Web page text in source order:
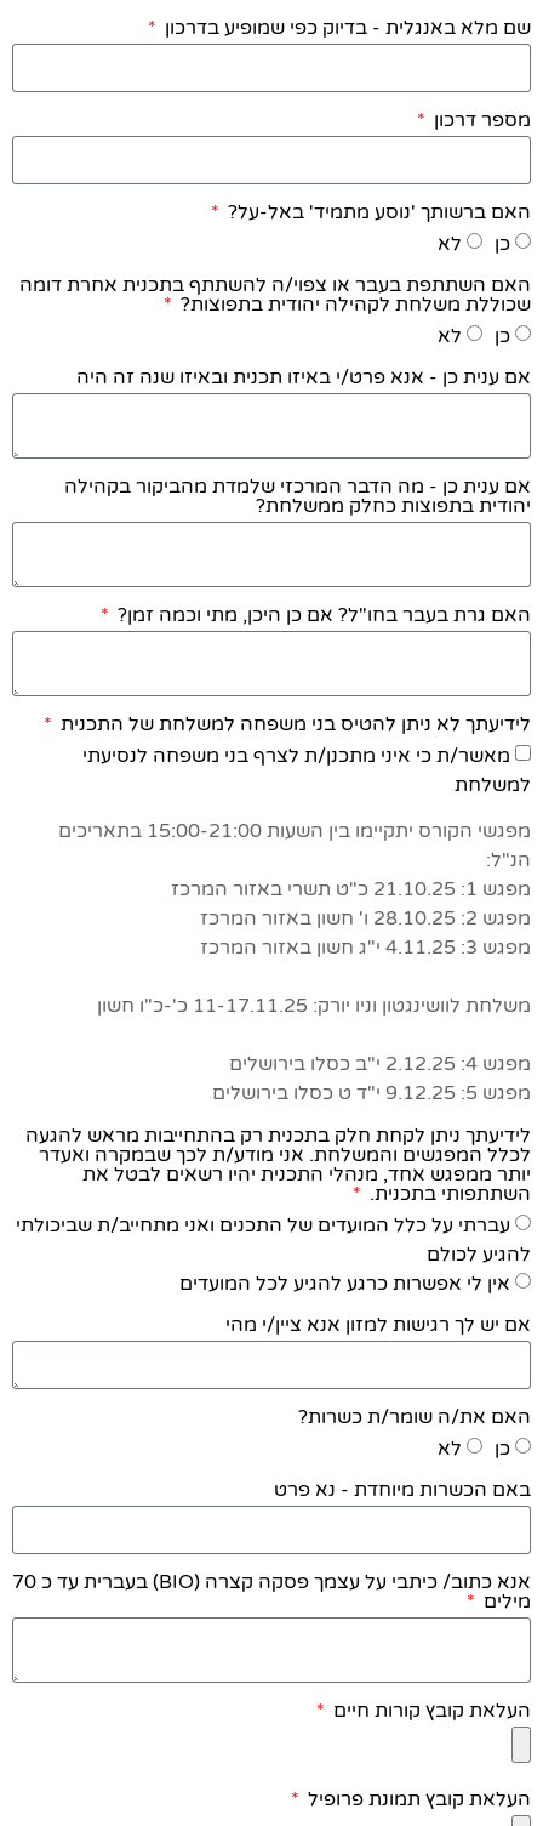
שם מלא באנגלית - בדיוק כפי שמופיע בדרכון
מספר דרכון
האם ברשותך 'נוסע מתמיד' באל-על?
כן
לא
האם השתתפת בעבר או צפוי/ה להשתתף בתכנית אחרת דומה
שכוללת משלחת לקהילה יהודית בתפוצות?
כן
לא
אם ענית כן - אנא פרט/י באיזו תכנית ובאיזו שנה זה היה
אם ענית כן - מה הדבר המרכזי שלמדת מהביקור בקהילה
יהודית בתפוצות כחלק ממשלחת?
האם גרת בעבר בחו"ל? אם כן היכן, מתי וכמה זמן?
לידיעתך לא ניתן להטיס בני משפחה למשלחת של התכנית
מאשר/ת כי איני מתכנן/ת לצרף בני משפחה לנסיעתי
למשלחת
מפגשי הקורס יתקיימו בין השעות 15:00-21:00 בתאריכים
הנ"ל:
מפגש 1: 21.10.25 כ"ט תשרי באזור המרכז
מפגש 2: 28.10.25 ו' חשון באזור המרכז
מפגש 3: 4.11.25 י"ג חשון באזור המרכז
משלחת לוושינגטון וניו יורק: 11-17.11.25 כ'-כ"ו חשון
מפגש 4: 2.12.25 י"ב כסלו בירושלים
מפגש 5: 9.12.25 י"ד ט כסלו בירושלים
לידיעתך ניתן לקחת חלק בתכנית רק בהתחייבות מראש להגעה
לכלל המפגשים והמשלחת. אני מודע/ת לכך שבמקרה ואעדר
יותר ממפגש אחד, מנהלי התכנית יהיו רשאים לבטל את
השתתפותי בתכנית.
עברתי על כלל המועדים של התכנים ואני מתחייב/ת שביכולתי
להגיע לכולם
אין לי אפשרות כרגע להגיע לכל המועדים
אם יש לך רגישות למזון אנא ציין/י מהי
האם את/ה שומר/ת כשרות?
כן
לא
באם הכשרות מיוחדת - נא פרט
אנא כתוב/ כיתבי על עצמך פסקה קצרה (BIO) בעברית עד כ 70
מילים
העלאת קובץ קורות חיים
העלאת קובץ תמונת פרופיל